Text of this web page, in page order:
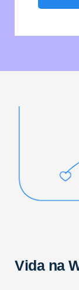
Vida na